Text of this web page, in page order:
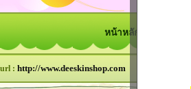
หน้าหลัก
url : http://www.deeskinshop.com